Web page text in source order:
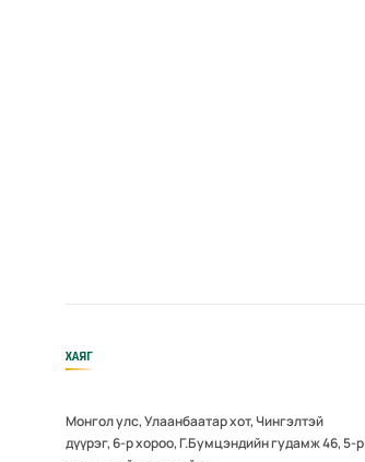
ХАЯГ
Монгол улс, Улаанбаатар хот, Чингэлтэй
дүүрэг, 6-р хороо, Г.Бумцэндийн гудамж 46, 5-р